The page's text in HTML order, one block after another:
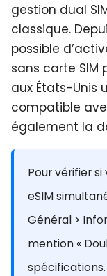
gestion dual
classique.
possible
sans carte SIM
aux États-Unis
compatible
également la
Pour vérifier
eSIM
Général >
mention «
spécifications.